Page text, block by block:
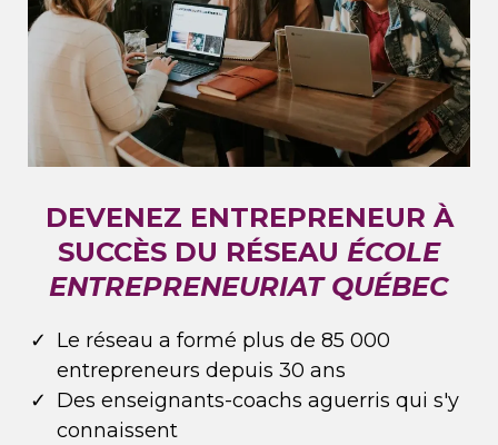
DEVENEZ ENTREPRENEUR À
SUCCÈS DU RÉSEAU ÉCOLE
ENTREPRENEURIAT QUÉBEC
Le réseau a formé plus de 85 000
entrepreneurs depuis 30 ans
Des enseignants-coachs aguerris qui s'y
connaissent